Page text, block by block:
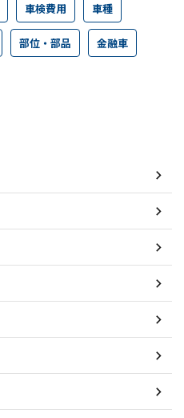
車検費用 車種
部位・部品 金融車